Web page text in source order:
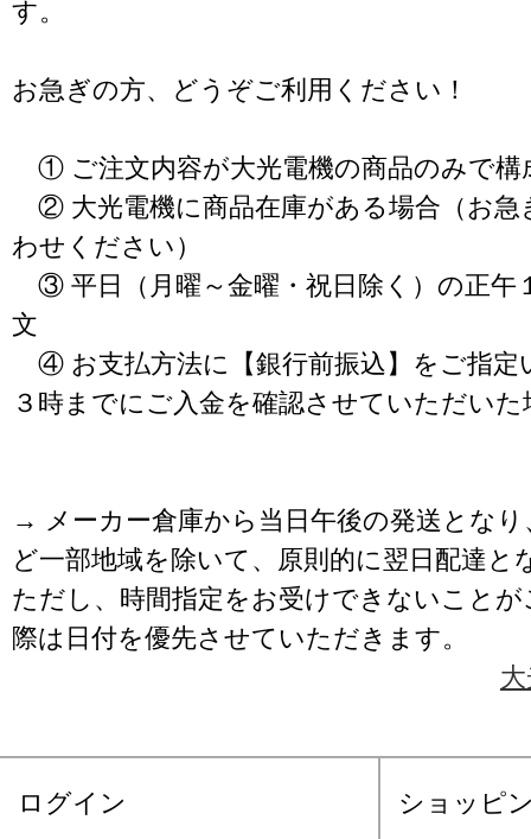
す。
お急ぎの方、どうぞご利用ください！
① ご注文内容が大光電機の商品のみで構
② 大光電機に商品在庫がある場合（お急
わせください）
③ 平日（月曜～金曜・祝日除く）の正午
文
④ お支払方法に【銀行前振込】をご指定
３時までにご入金を確認させていただいた
→ メーカー倉庫から当日午後の発送となり
ど一部地域を除いて、原則的に翌日配達と
ただし、時間指定をお受けできないこと
際は日付を優先させていただきます。
ログイン ショッピ